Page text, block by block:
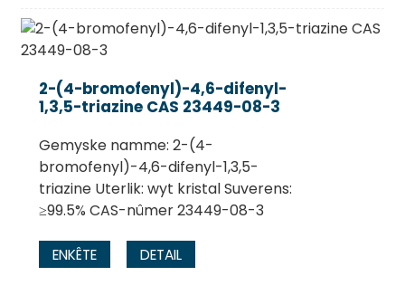
2-(4-bromofenyl)-4,6-difenyl-
1,3,5-triazine CAS 23449-08-3
Gemyske namme: 2-(4-
bromofenyl)-4,6-difenyl-1,3,5-
triazine Uterlik: wyt kristal Suverens:
≥99.5% CAS-nûmer 23449-08-3
ENKÊTE DETAIL